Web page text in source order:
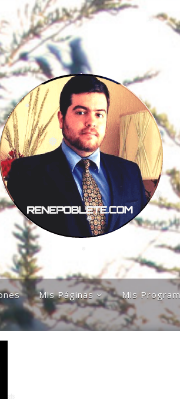
❅
❅
❅
❅
❅
Mis Páginas
Discípulos de la Gran
Hermandad Blanca
Mis
Astronomía
Charla Austral